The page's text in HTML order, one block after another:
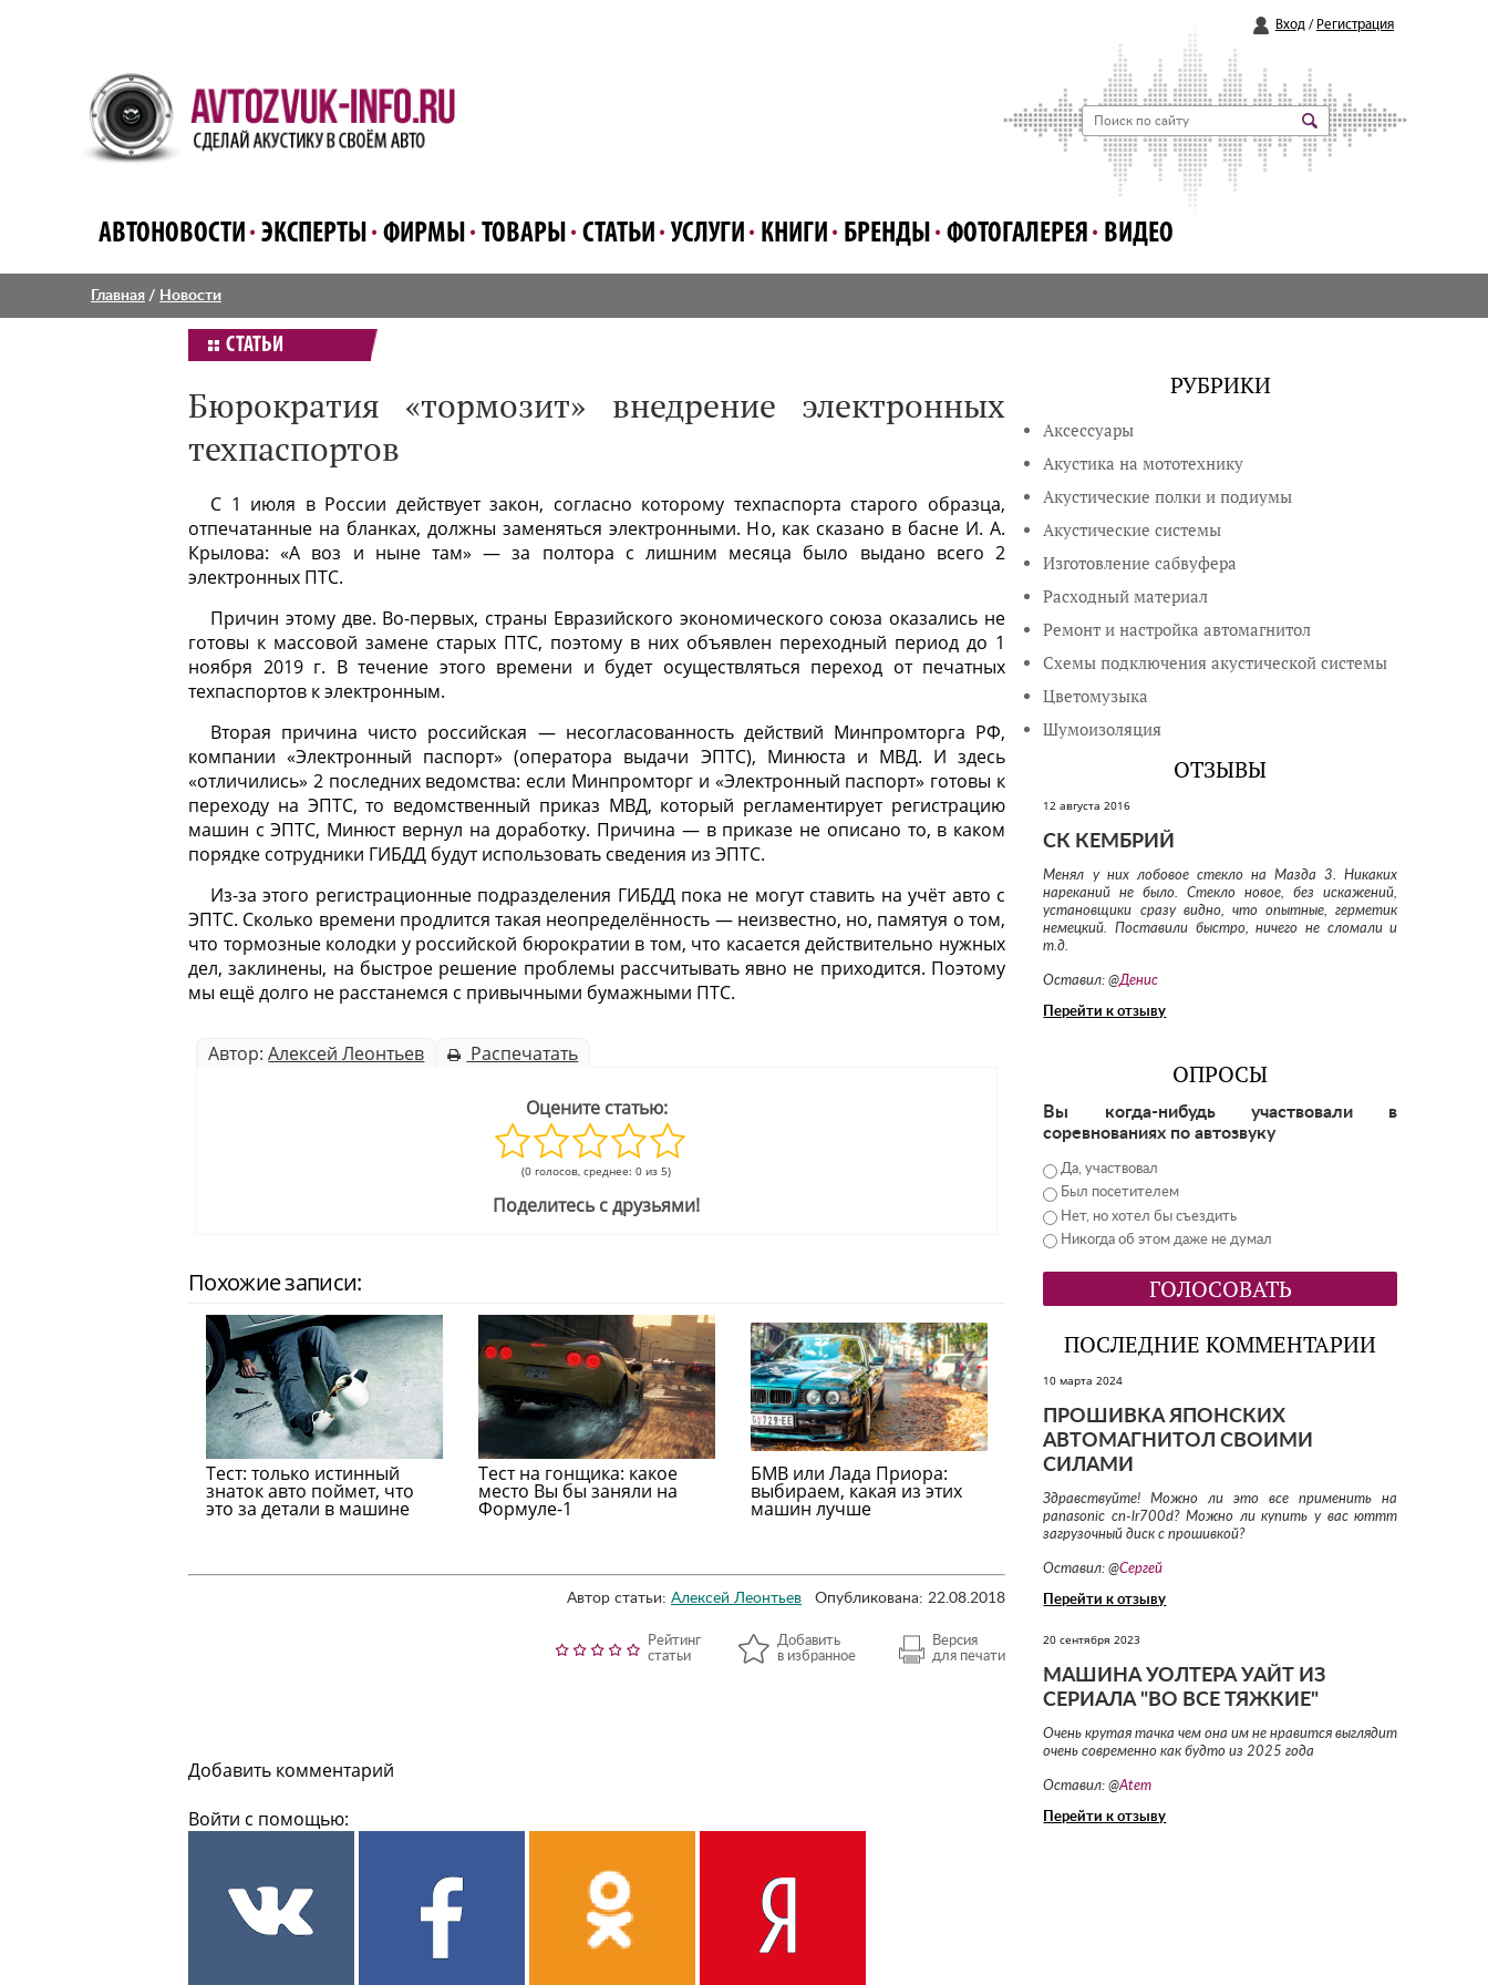
Вход / Регистрация
АВТОНОВОСТИ ЭКСПЕРТЫ ФИРМЫ ТОВАРЫ СТАТЬИ УСЛУГИ КНИГИ БРЕНДЫ ФОТОГАЛЕРЕЯ ВИДЕО
Главная / Новости
СТАТЬИ
Бюрократия «тормозит» внедрение электронных
техпаспортов
С 1 июля в России действует закон, согласно которому техпаспорта старого образца,
отпечатанные на бланках, должны заменяться электронными. Но, как сказано в басне И. А.
Крылова: «А воз и ныне там» — за полтора с лишним месяца было выдано всего 2
электронных ПТС.
Причин этому две. Во-первых, страны Евразийского экономического союза оказались не
готовы к массовой замене старых ПТС, поэтому в них объявлен переходный период до 1
ноября 2019 г. В течение этого времени и будет осуществляться переход от печатных
техпаспортов к электронным.
Вторая причина чисто российская — несогласованность действий Минпромторга РФ,
компании «Электронный паспорт» (оператора выдачи ЭПТС), Минюста и МВД. И здесь
«отличились» 2 последних ведомства: если Минпромторг и «Электронный паспорт» готовы к
переходу на ЭПТС, то ведомственный приказ МВД, который регламентирует регистрацию
машин с ЭПТС, Минюст вернул на доработку. Причина — в приказе не описано то, в каком
порядке сотрудники ГИБДД будут использовать сведения из ЭПТС.
Из-за этого регистрационные подразделения ГИБДД пока не могут ставить на учёт авто с
ЭПТС. Сколько времени продлится такая неопределённость — неизвестно, но, памятуя о том,
что тормозные колодки у российской бюрократии в том, что касается действительно нужных
дел, заклинены, на быстрое решение проблемы рассчитывать явно не приходится. Поэтому
мы ещё долго не расстанемся с привычными бумажными ПТС.
Автор:Алексей Леонтьев Распечатать
Оцените статью:
(0 голосов, среднее: 0 из 5)
Поделитесь с друзьями!
Похожие записи:
Тест: только истинный
знаток авто поймет, что
это за детали в машине
Тест на гонщика: какое
место Вы бы заняли на
Формуле-1
БМВ или Лада Приора:
выбираем, какая из этих
машин лучше
Автор статьи: Алексей Леонтьев Опубликована: 22.08.2018
Рейтинг
статьи
Добавить
в избранное
Версия
для печати
Добавить комментарий
Войти с помощью:
РУБРИКИ
Аксессуары
Акустика на мототехнику
Акустические полки и подиумы
Акустические системы
Изготовление сабвуфера
Расходный материал
Ремонт и настройка автомагнитол
Схемы подключения акустической системы
Цветомузыка
Шумоизоляция
ОТЗЫВЫ
12 августа 2016
СК КЕМБРИЙ
Менял у них лобовое стекло на Мазда 3. Никаких
нареканий не было. Стекло новое, без искажений,
установщики сразу видно, что опытные, герметик
немецкий. Поставили быстро, ничего не сломали и
т.д.
Оставил: @Денис
Перейти к отзыву
ОПРОСЫ
Вы когда-нибудь участвовали в
соревнованиях по автозвуку
Да, участвовал
Был посетителем
Нет, но хотел бы съездить
Никогда об этом даже не думал
ПОСЛЕДНИЕ КОММЕНТАРИИ
10 марта 2024
ПРОШИВКА ЯПОНСКИХ
АВТОМАГНИТОЛ СВОИМИ
СИЛАМИ
Здравствуйте! Можно ли это все применить на
panasonic cn-lr700d? Можно ли купить у вас юттт
загрузочный диск с прошивкой?
Оставил: @Сергей
Перейти к отзыву
20 сентября 2023
МАШИНА УОЛТЕРА УАЙТ ИЗ
СЕРИАЛА "ВО ВСЕ ТЯЖКИЕ"
Очень крутая тачка чем она им не нравится выглядит
очень современно как будто из 2025 года
Оставил: @Atem
Перейти к отзыву